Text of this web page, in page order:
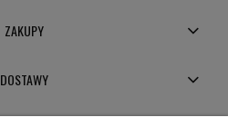
ZAKUPY
DOSTAWY